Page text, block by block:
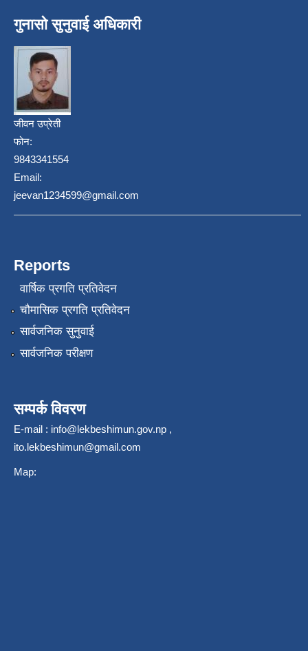
गुनासो सुनुवाई अधिकारी
जीवन उप्रेती
फोन:
9843341554
Email:
jeevan1234599@gmail.com
Reports
वार्षिक प्रगति प्रतिवेदन
चौमासिक प्रगति प्रतिवेदन
सार्वजनिक सुनुवाई
सार्वजनिक परीक्षण
सम्पर्क विवरण
E-mail : info@lekbeshimun.gov.np ,
ito.lekbeshimun@gmail.com
Map: